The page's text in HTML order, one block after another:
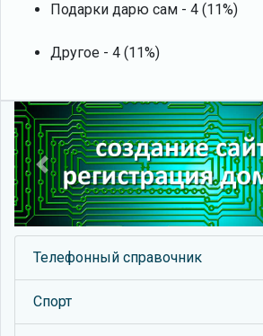
Подарки дарю сам - 4 (11%)
Другое - 4 (11%)
Previous
Телефонный справочник
Спорт